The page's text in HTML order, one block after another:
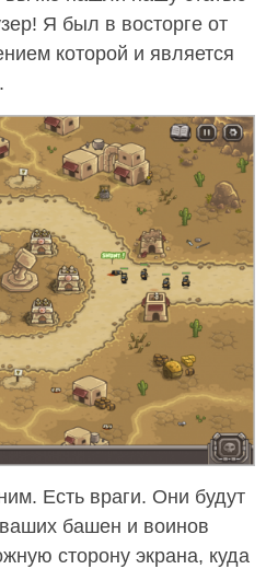
Я был в восторге от
которой и является
Есть враги. Они будут
башен и воинов
сторону экрана, куда